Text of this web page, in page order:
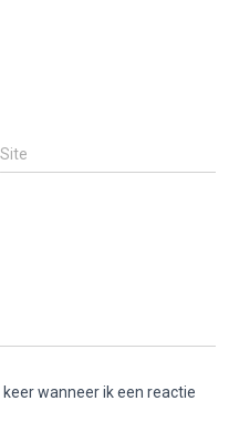
Site
wanneer ik een reactie